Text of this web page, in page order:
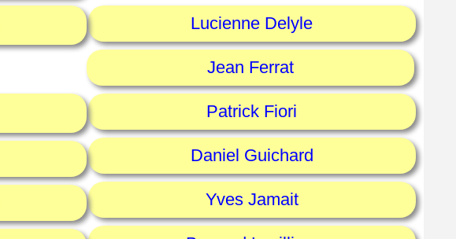
Lucienne Delyle
Jean Ferrat
Patrick Fiori
Daniel Guichard
Yves Jamait